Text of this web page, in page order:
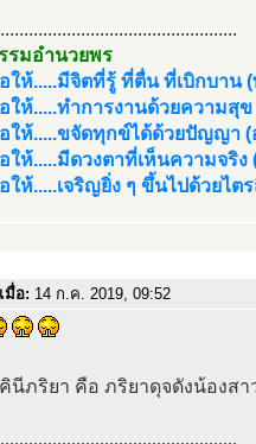
รมอำนวยพร
ให้.....มีจิตที่รู้ ที่ตื่น ที่เบิกบาน
ให้.....ทำการงานด้วยความสุ
ให้.....ขจัดทุกข์ได้ด้วยปัญญา (
ให้.....มีดวงตาที่เห็นความจริ
ให้.....เจริญยิ่ง ๆ ขึ้นไปด้วยไ
เมื่อ: 14 ก.ค. 2019, 09:52
นีภริยา คือ ภริยาดุจดังน้องส